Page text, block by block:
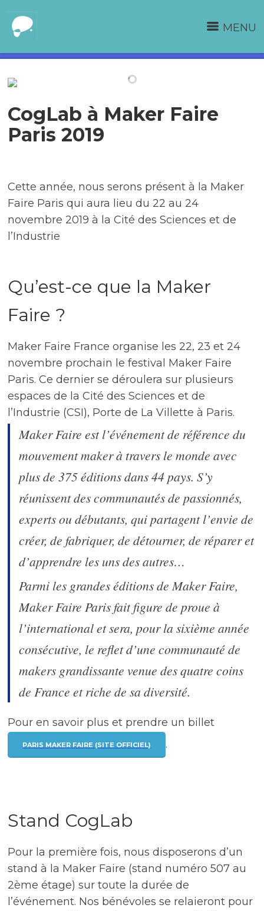
MENU
CogLab à Maker Faire
Paris 2019
Cette année, nous serons présent à la Maker
Faire Paris qui aura lieu du 22 au 24
novembre 2019 à la Cité des Sciences et de
l’Industrie
Qu’est-ce que la Maker
Faire ?
Maker Faire France organise les 22, 23 et 24
novembre prochain le festival Maker Faire
Paris. Ce dernier se déroulera sur plusieurs
espaces de la Cité des Sciences et de
l’Industrie (CSI), Porte de La Villette à Paris.
Maker Faire est l’événement de référence du
mouvement maker à travers le monde avec
plus de 375 éditions dans 44 pays. S’y
réunissent des communautés de passionnés,
experts ou débutants, qui partagent l’envie de
créer, de fabriquer, de détourner, de réparer et
d’apprendre les uns des autres…
Parmi les grandes éditions de Maker Faire,
Maker Faire Paris fait figure de proue à
l’international et sera, pour la sixième année
consécutive, le reflet d’une communauté de
makers grandissante venue des quatre coins
de France et riche de sa diversité.
Pour en savoir plus et prendre un billet
PARIS MAKER FAIRE (SITE OFFICIEL) .
Stand CogLab
Pour la première fois, nous disposerons d’un
stand à la Maker Faire (stand numéro 507 au
2ème étage) sur toute la durée de
l’événement. Nos bénévoles se relaieront pour